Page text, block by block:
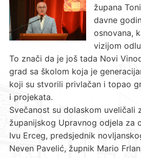
župana
davne
osnovana,
vizijom
To znači da je još tada Novi
grad sa školom koja je
koji su stvorili privlačan i topao
i projekata.
Svečanost su dolaskom uveličali
županijskog Upravnog odjela za
Ivu Erceg, predsjednik
Neven Pavelić, župnik Mario